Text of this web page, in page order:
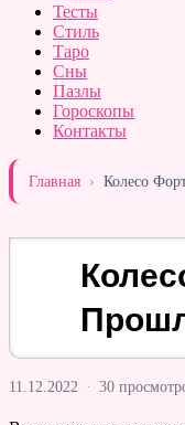
Тесты
Стиль
Таро
Сны
Пазлы
Гороскопы
Контакты
Главная › Колесо
11.12.2022 · 30